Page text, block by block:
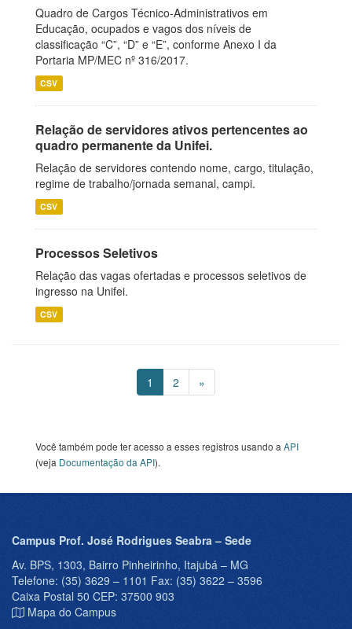
Quadro de Cargos Técnico-Administrativos em
Educação, ocupados e vagos dos níveis de
classificação “C”, “D” e “E”, conforme Anexo I da
Portaria MP/MEC nº 316/2017.
CSV
Relação de servidores ativos pertencentes ao
quadro permanente da Unifei.
Relação de servidores contendo nome, cargo, titulação,
regime de trabalho/jornada semanal, campi.
CSV
Processos Seletivos
Relação das vagas ofertadas e processos seletivos de
ingresso na Unifei.
CSV
1 2 »
Você também pode ter acesso a esses registros usando a API
(veja Documentação da API).
Campus Prof. José Rodrigues Seabra – Sede
Av. BPS, 1303, Bairro Pinheirinho, Itajubá – MG
Telefone: (35) 3629 – 1101 Fax: (35) 3622 – 3596
Caixa Postal 50 CEP: 37500 903
Mapa do Campus